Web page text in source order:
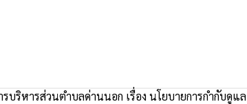
รบริหารส่วนตำบลด่านนอก เรื่อง นโยบายการกำกับดูแ